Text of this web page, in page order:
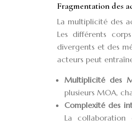
Fragmentation des
La multiplicité des
Les différents
divergents et des
acteurs peut
Multiplicité des
plusieurs MOA,
Complexité des
La collaboration